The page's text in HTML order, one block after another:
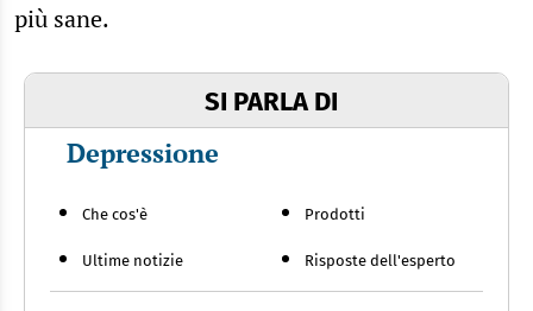
più sane.
SI PARLA DI
Depressione
Che cos'è
Ultime notizie
Prodotti
Risposte dell'esperto